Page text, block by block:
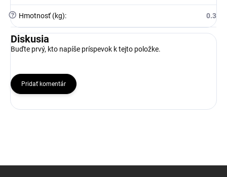
? Hmotnosť (kg): 0.3
Diskusia
Buďte prvý, kto napíše príspevok k tejto položke.
Pridať komentár